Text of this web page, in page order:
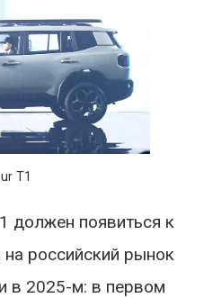
T1
должен появиться к
на российский рынок
в 2025-м: в первом